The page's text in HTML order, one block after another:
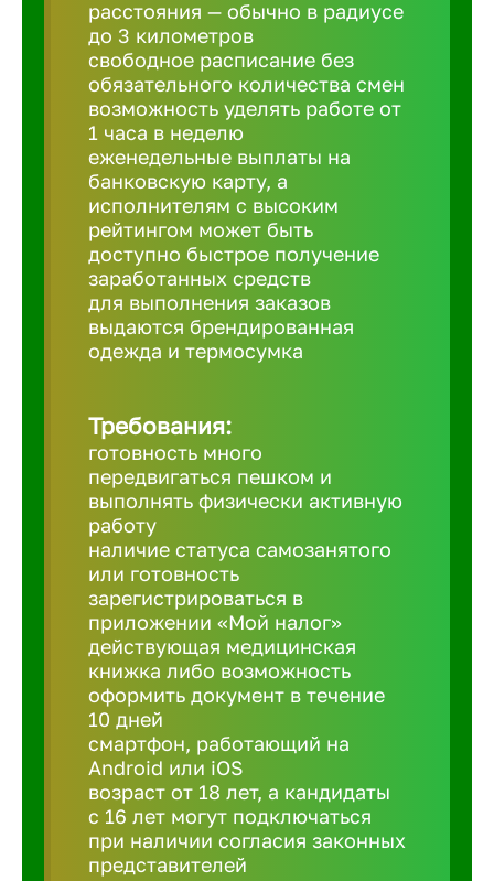
Белгород
Бийск
расстояния — обычно в радиусе
до 3 километров
свободное расписание без
обязательного количества смен
возможность уделять работе от
1 часа в неделю
еженедельные выплаты на
банковскую карту, а
исполнителям с высоким
рейтингом может быть
доступно быстрое получение
заработанных средств
для выполнения заказов
выдаются брендированная
одежда и термосумка
Требования:
готовность много
передвигаться пешком и
выполнять физически активную
работу
наличие статуса самозанятого
или готовность
зарегистрироваться в
приложении «Мой налог»
действующая медицинская
книжка либо возможность
оформить документ в течение
10 дней
смартфон, работающий на
Android или iOS
возраст от 18 лет, а кандидаты
с 16 лет могут подключаться
при наличии согласия законных
представителей